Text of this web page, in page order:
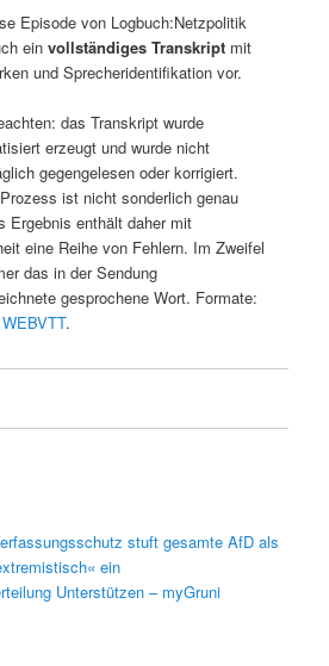
Episode von Logbuch:Netzpolitik
ein vollständiges Transkriptmit
und Sprecheridentifikation vor.
das Transkript wurde
erzeugt und wurde nicht
gegengelesen oder korrigiert.
ist nicht sonderlich genau
Ergebnis enthält daher mit
eine Reihe von Fehlern. Im Zweifel
das in der Sendung
gesprochene Wort. Formate:
WEBVTT.
stuft gesamte AfD als
ein
Unterstützen – myGruni